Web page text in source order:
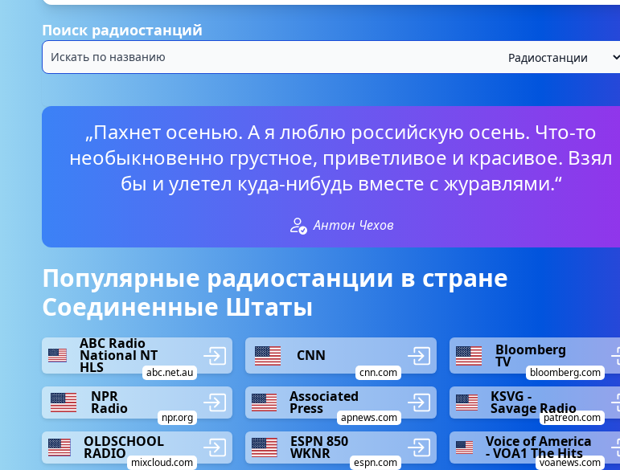
Поиск радиостанций
„Пахнет осенью. А я люблю российскую осень. Что-то
необыкновенно грустное, приветливое и красивое. Взял
бы и улетел куда-нибудь вместе с журавлями.“
Антон Чехов
Популярные радиостанции в стране
Соединенные Штаты
ABC Radio
National NT
HLS abc.net.au
CNN
cnn.com
Bloomberg
TV
bloomberg.com
NPR
Radio
npr.org
Associated
Press
apnews.com
KSVG -
Savage Radio
patreon.com
OLDSCHOOL
RADIO
mixcloud.com
ESPN 850
WKNR
espn.com
Voice of America
- VOA1 The Hits
voanews.com